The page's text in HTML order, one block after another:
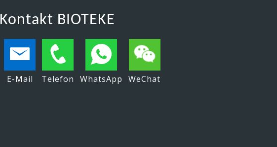
Kontakt BIOTEKE
E-Mail Telefon WhatsApp WeChat